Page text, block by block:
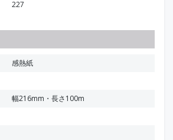
227
感熱紙
幅216mm・長さ100m